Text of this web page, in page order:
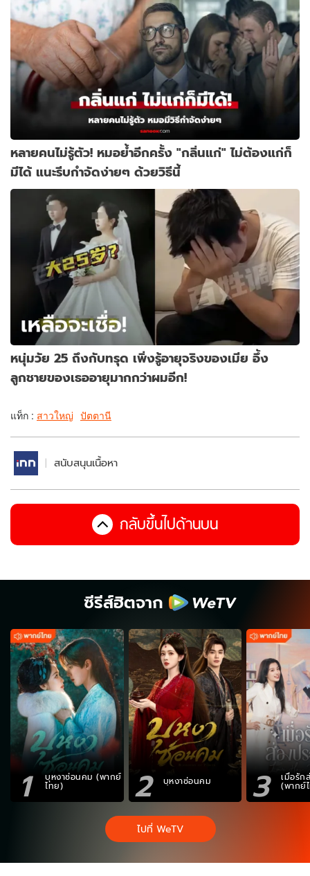
หลายคนไม่รู้ตัว! หมอย้ำอีกครั้ง "กลิ่นแก่" ไม่ต้องแก่ก็
มีได้ แนะรีบกำจัดง่ายๆ ด้วยวิธีนี้
หนุ่มวัย 25 ถึงกับทรุด เพิ่งรู้อายุจริงของเมีย อึ้ง
ลูกชายของเธออายุมากกว่าผมอีก!
แท็ก : สาวใหญ่ ปัตตานี
สนับสนุนเนื้อหา
กลับขึ้นไปด้านบน
ซีรีส์ฮิตจาก
1 บุหงาซ่อนคม (พากย์
ไทย) 2 บุหงาซ่อนคม 3 เมื่อรัก
(พากย์
ไปที่ WeTV